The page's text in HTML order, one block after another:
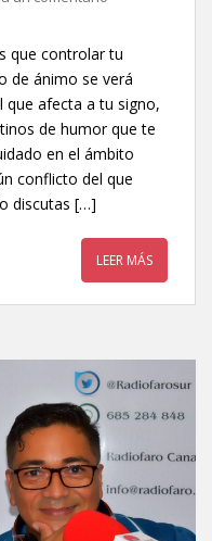
que controlar tu
de ánimo se verá
afecta a tu signo,
de humor que te
en el ámbito
conflicto del que
discutas […]
LEER MÁS